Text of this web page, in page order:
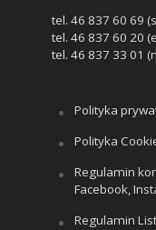
tel. 46 837 60 69
tel. 46 837 60 20
tel. 46 837 33 01
Polityka
Polityka
Regulamin
Facebook,
Regulamin